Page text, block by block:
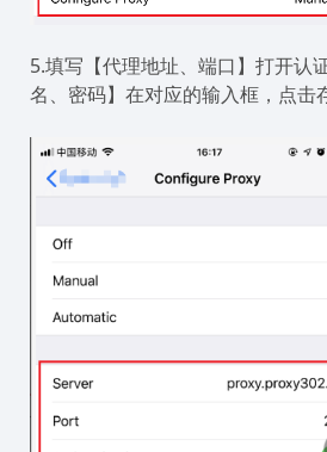
5.填写【代理地址、端口】打开认
名、密码】在对应的输入框，点击